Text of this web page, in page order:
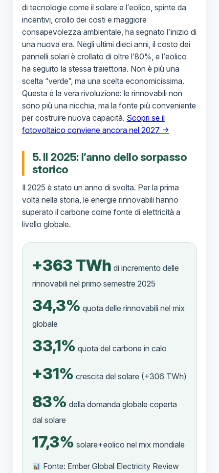
di tecnologie come il solare e l’eolico, spinte da
incentivi, crollo dei costi e maggiore
consapevolezza ambientale, ha segnato l’inizio di
una nuova era. Negli ultimi dieci anni, il costo dei
pannelli solari è crollato di oltre l’80%, e l’eolico
ha seguito la stessa traiettoria. Non è più una
scelta “verde”, ma una scelta economicissima.
Questa è la vera rivoluzione: le rinnovabili non
sono più una nicchia, ma la fonte più conveniente
per costruire nuova capacità. Scopri se il
fotovoltaico conviene ancora nel 2027 →
5. Il 2025: l’anno dello sorpasso
storico
Il 2025 è stato un anno di svolta. Per la prima
volta nella storia, le energie rinnovabili hanno
superato il carbone come fonte di elettricità a
livello globale.
+363 TWh di incremento delle
rinnovabili nel primo semestre 2025
34,3% quota delle rinnovabili nel mix
globale
33,1% quota del carbone in calo
+31% crescita del solare (+306 TWh)
83% della domanda globale coperta
dal solare
17,3% solare+eolico nel mix mondiale
Fonte: Ember Global Electricity Review